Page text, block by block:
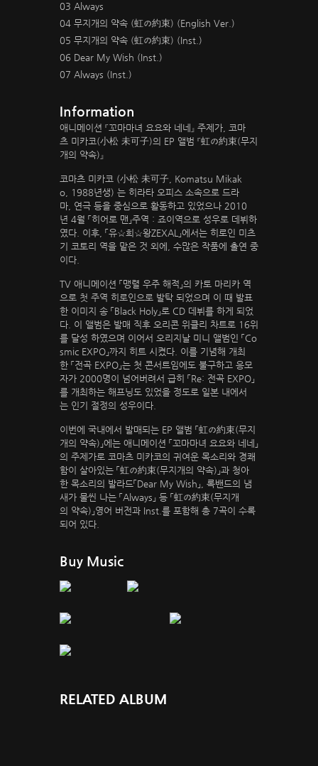
03 Always
04 무지개의 약속 (虹の約束) (English Ver.)
05 무지개의 약속 (虹の約束) (Inst.)
06 Dear My Wish (Inst.)
07 Always (Inst.)
Information
애니메이션 『꼬마마녀 요요와 네네』 주제가, 코마
츠 미카코(小松 未可子)의 EP 앨범 『虹の約束(무지
개의 약속)』
코마츠 미카코 (小松 未可子, Komatsu Mikak
o, 1988년생) 는 히라타 오피스 소속으로 드라
마, 연극 등을 중심으로 활동하고 있었으나 2010
년 4월 「히어로 맨」주역：죠이역으로 성우로 데뷔하
였다. 이후, 「유☆희☆왕ZEXAL」에서는 히로인 미츠
기 코토리 역을 맡은 것 외에, 수많은 작품에 출연 중
이다.
TV 애니메이션 「맹렬 우주 해적」의 카토 마리카 역
으로 첫 주역 히로인으로 발탁 되었으며 이 때 발표
한 이미지 송 「Black Holy」로 CD 데뷔를 하게 되었
다. 이 앨범은 발매 직후 오리콘 위클리 차트로 16위
를 달성 하였으며 이어서 오리지날 미니 앨범인 「Co
smic EXPO」까지 히트 시켰다. 이를 기념해 개최
한 「전곡 EXPO」는 첫 콘서트임에도 불구하고 응모
자가 2000명이 넘어버려서 급히 「Re: 전곡 EXPO」
를 개최하는 해프닝도 있었을 정도로 일본 내에서
는 인기 절정의 성우이다.
이번에 국내에서 발매되는 EP 앨범 「虹の約束(무지
개의 약속)」에는 애니메이션 「꼬마마녀 요요와 네네」
의 주제가로 코마츠 미카코의 귀여운 목소리와 경쾌
함이 살아있는 「虹の約束(무지개의 약속)」과 청아
한 목소리의 발라드「Dear My Wish」, 록밴드의 냄
새가 물씬 나는 「Always」 등 「虹の約束(무지개
의 약속)」영어 버전과 Inst.를 포함해 총 7곡이 수록
되어 있다.
Buy Music
RELATED ALBUM